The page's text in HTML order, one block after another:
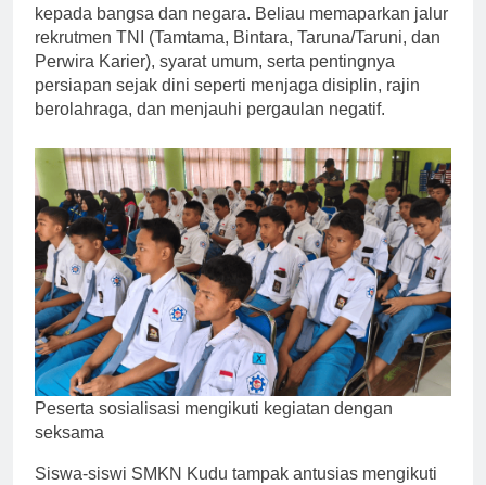
kepada bangsa dan negara. Beliau memaparkan jalur
rekrutmen TNI (Tamtama, Bintara, Taruna/Taruni, dan
Perwira Karier), syarat umum, serta pentingnya
persiapan sejak dini seperti menjaga disiplin, rajin
berolahraga, dan menjauhi pergaulan negatif.
Peserta sosialisasi mengikuti kegiatan dengan
seksama
Siswa-siswi SMKN Kudu tampak antusias mengikuti